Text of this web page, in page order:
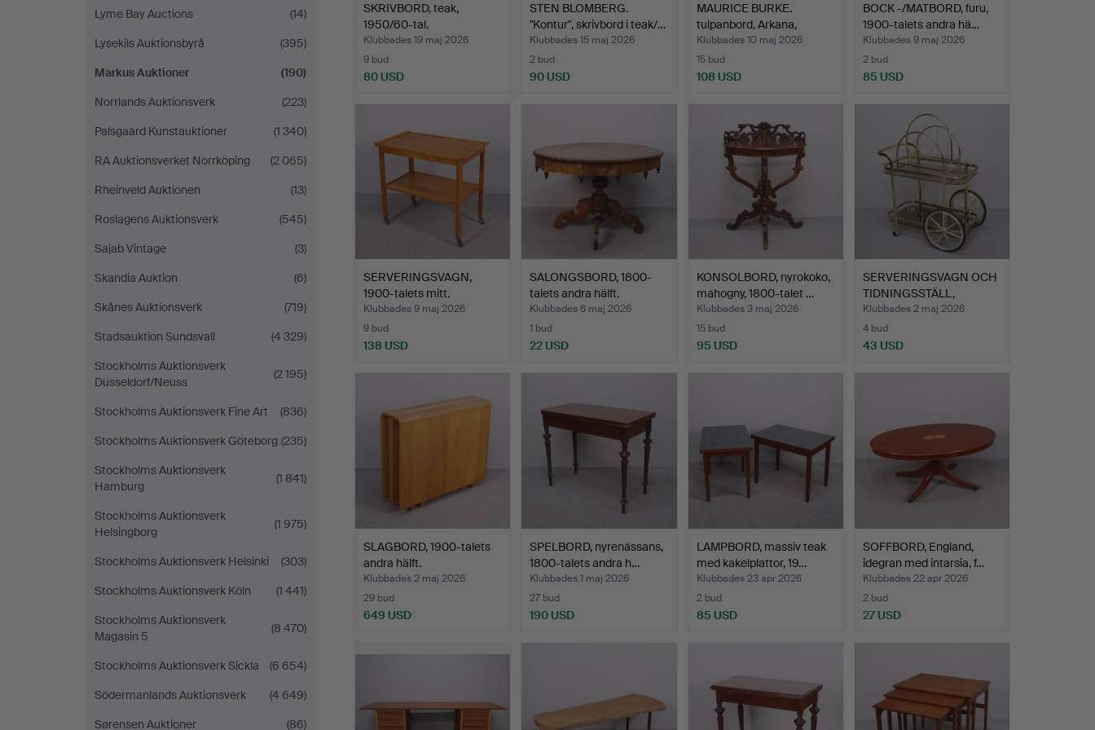
Lyme Bay Auctions
(14)
Lysekils Auktionsbyrå
(395)
Markus Auktioner
(190)
Norrlands Auktionsverk
(223)
Palsgaard Kunstauktioner
(1 340)
RA Auktionsverket Norrköping
(2 065)
Rheinveld Auktionen
(13)
Roslagens Auktionsverk
(545)
Sajab Vintage
(3)
Skandia Auktion
(6)
Skånes Auktionsverk
(719)
Stadsauktion Sundsvall
(4 329)
Stockholms Auktionsverk
Düsseldorf/Neuss
(2 195)
Stockholms Auktionsverk Fine Art
(836)
Stockholms Auktionsverk Göteborg (235)
Stockholms Auktionsverk
Hamburg
(1 841)
Stockholms Auktionsverk
Helsingborg
(1 975)
Stockholms Auktionsverk Helsinki
(303)
Stockholms Auktionsverk Köln
(1 441)
Stockholms Auktionsverk
Magasin 5
(8 470)
Stockholms Auktionsverk Sickla
(6 654)
Södermanlands Auktionsverk
(4 649)
Sørensen Auktioner
(86)
SKRIVBORD, teak,
1950/60-tal.
Klubbades 19 maj 2026
9 bud
80 USD
STEN BLOMBERG.
"Kontur", skrivbord i teak/…
Klubbades 15 maj 2026
2 bud
90 USD
MAURICE BURKE.
tulpanbord, Arkana,
1960/70…
Klubbades 10 maj 2026
15 bud
108 USD
BOCK -/MATBORD, furu,
1900-talets andra hä…
Klubbades 9 maj 2026
2 bud
85 USD
SERVERINGSVAGN,
1900-talets mitt.
Klubbades 9 maj 2026
9 bud
138 USD
SALONGSBORD, 1800-
talets andra hälft.
Klubbades 6 maj 2026
1 bud
22 USD
KONSOLBORD, nyrokoko,
mahogny, 1800-talet …
Klubbades 3 maj 2026
15 bud
95 USD
SERVERINGSVAGN OCH
TIDNINGSSTÄLL,
samtida,…
Klubbades 2 maj 2026
4 bud
43 USD
SLAGBORD, 1900-talets
andra hälft.
Klubbades 2 maj 2026
29 bud
649 USD
SPELBORD, nyrenässans,
1800-talets andra h…
Klubbades 1 maj 2026
27 bud
190 USD
LAMPBORD, massiv teak
med kakelplattor, 19…
Klubbades 23 apr 2026
2 bud
85 USD
SOFFBORD, England,
idegran med intarsia, f…
Klubbades 22 apr 2026
2 bud
27 USD